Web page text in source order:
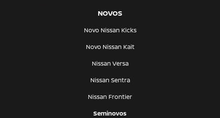
NOVOS
Novo Nissan Kicks
Novo Nissan Kait
Nissan Versa
Nissan Sentra
Nissan Frontier
Seminovos